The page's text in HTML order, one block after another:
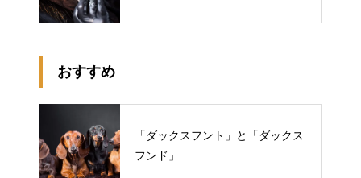
おすすめ
「ダックスフント」と「ダックス
フンド」